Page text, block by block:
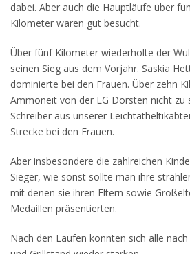
dabei. Aber auch die Hauptläufe über
Kilometer waren gut besucht.
Über fünf Kilometer wiederholte der
seinen Sieg aus dem Vorjahr. Saskia
dominierte bei den Frauen. Über zehn
Ammoneit von der LG Dorsten nicht zu
Schreiber aus unserer
Strecke bei den Frauen.
Aber insbesondere die zahlreichen
Sieger, wie sonst sollte man ihre
mit denen sie ihren Eltern sowie
Medaillen präsentierten.
Nach den Läufen konnten sich alle